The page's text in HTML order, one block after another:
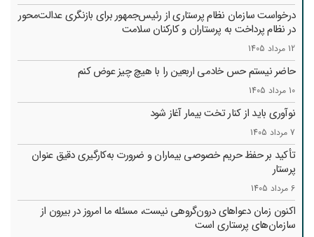
درخواست سازمان نظام پرستاری از رئیس‌جمهور برای بازنگری عدالت‌محور
در نظام پرداخت به پرستاران و کارکنان سلامت
12 مرداد 1405
حاضر نیستم حس خادمی اربعین را با هیچ چیز عوض کنم
10 مرداد 1405
نوآوری باید از کنار تخت بیمار آغاز شود
7 مرداد 1405
تأکید بر حفظ حریم خصوصی بیماران و ضرورت به‌کارگیری دقیق عنوان
پرستار
6 مرداد 1405
اکنون زمان دعواهای درون‌گروهی نیست، مسئله ما امروز در بیرون از
سازمان‌های پرستاری است